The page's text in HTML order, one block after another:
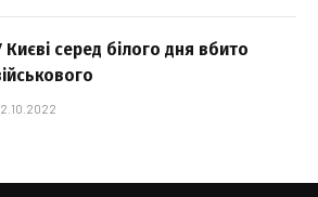
Києві серед білого дня вбито